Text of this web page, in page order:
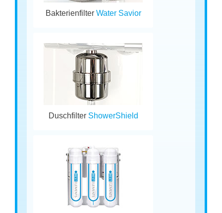
Bakterienfilter Water Savior
Duschfilter ShowerShield